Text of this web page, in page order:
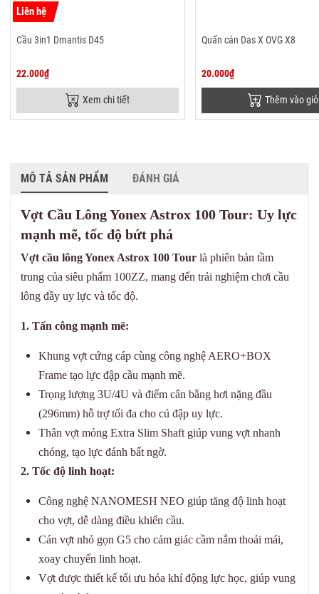
Liên hệ
Cầu 3in1 Dmantis D45
22.000₫
Xem chi tiết
Quấn cán Das X OVG X8
20.000₫
Thêm vào giỏ
MÔ TẢ SẢN PHẨM ĐÁNH GIÁ
Vợt Cầu Lông Yonex Astrox 100 Tour: Uy lực
mạnh mẽ, tốc độ bứt phá
Vợt cầu lông Yonex Astrox 100 Tour là phiên bản tầm
trung của siêu phẩm 100ZZ, mang đến trải nghiệm chơi cầu
lông đầy uy lực và tốc độ.
1. Tấn công mạnh mẽ:
Khung vợt cứng cáp cùng công nghệ AERO+BOX
Frame tạo lực đập cầu mạnh mẽ.
Trọng lượng 3U/4U và điểm cân bằng hơi nặng đầu
(296mm) hỗ trợ tối đa cho cú đập uy lực.
Thân vợt mỏng Extra Slim Shaft giúp vung vợt nhanh
chóng, tạo lực đánh bất ngờ.
2. Tốc độ linh hoạt:
Công nghệ NANOMESH NEO giúp tăng độ linh hoạt
cho vợt, dễ dàng điều khiển cầu.
Cán vợt nhỏ gọn G5 cho cảm giác cầm nắm thoải mái,
xoay chuyển linh hoạt.
Vợt được thiết kế tối ưu hóa khí động lực học, giúp vung